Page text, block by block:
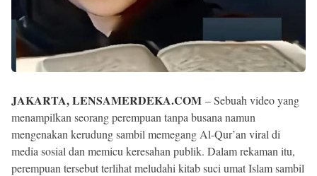
JAKARTA, LENSAMERDEKA.COM – Sebuah video yang
menampilkan seorang perempuan tanpa busana namun
mengenakan kerudung sambil memegang Al-Qur’an viral di
media sosial dan memicu keresahan publik. Dalam rekaman itu,
perempuan tersebut terlihat meludahi kitab suci umat Islam sambil